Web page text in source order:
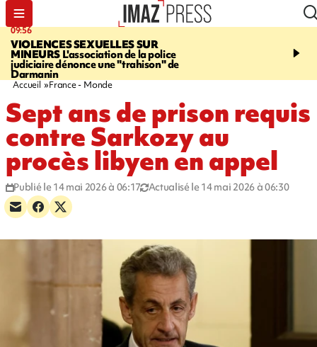
09:56
VIOLENCES SEXUELLES SUR
MINEURS L'association de la police
judiciaire dénonce une "trahison" de
Darmanin
12:19
grièvement blessé à
Accueil France - Monde
Sept ans de prison requis
contre Sarkozy au
procès libyen en appel
Publié le 14 mai 2026 à 06:17 Actualisé le 14 mai 2026 à 06:30